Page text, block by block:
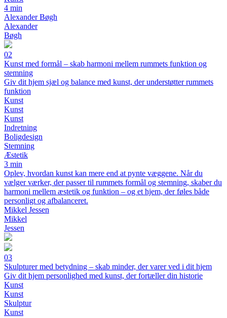
4 min
Alexander Bøgh
Alexander
Bøgh
02
Kunst med formål – skab harmoni mellem rummets funktion og
stemning
Giv dit hjem sjæl og balance med kunst, der understøtter rummets
funktion
Kunst
Kunst
Kunst
Indretning
Boligdesign
Stemning
Æstetik
3 min
Oplev, hvordan kunst kan mere end at pynte væggene. Når du
vælger værker, der passer til rummets formål og stemning, skaber du
harmoni mellem æstetik og funktion – og et hjem, der føles både
personligt og afbalanceret.
Mikkel Jessen
Mikkel
Jessen
03
Skulpturer med betydning – skab minder, der varer ved i dit hjem
Giv dit hjem personlighed med kunst, der fortæller din historie
Kunst
Kunst
Skulptur
Kunst